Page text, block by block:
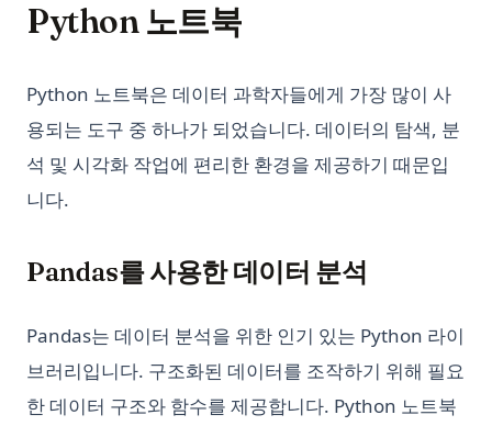
Python 노트북
Python 노트북은 데이터 과학자들에게 가장 많이 사
용되는 도구 중 하나가 되었습니다. 데이터의 탐색, 분
석 및 시각화 작업에 편리한 환경을 제공하기 때문입
니다.
Pandas를 사용한 데이터 분석
Pandas는 데이터 분석을 위한 인기 있는 Python 라이
브러리입니다. 구조화된 데이터를 조작하기 위해 필요
한 데이터 구조와 함수를 제공합니다. Python 노트북